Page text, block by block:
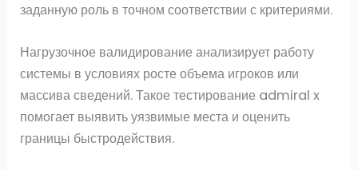
заданную роль в точном соответствии с критериями.
Нагрузочное валидирование анализирует работу
системы в условиях росте объема игроков или
массива сведений. Такое тестирование admiral x
помогает выявить уязвимые места и оценить
границы быстродействия.